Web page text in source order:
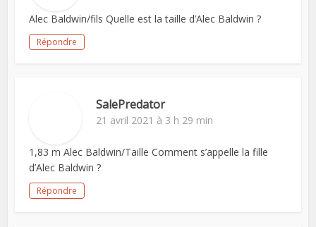
Alec Baldwin/fils Quelle est la taille d’Alec Baldwin ?
Répondre
SalePredator
21 avril 2021 à 3 h 29 min
1,83 m Alec Baldwin/Taille Comment s’appelle la fille
d’Alec Baldwin ?
Répondre